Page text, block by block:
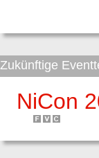
Zukünftige
NiCon